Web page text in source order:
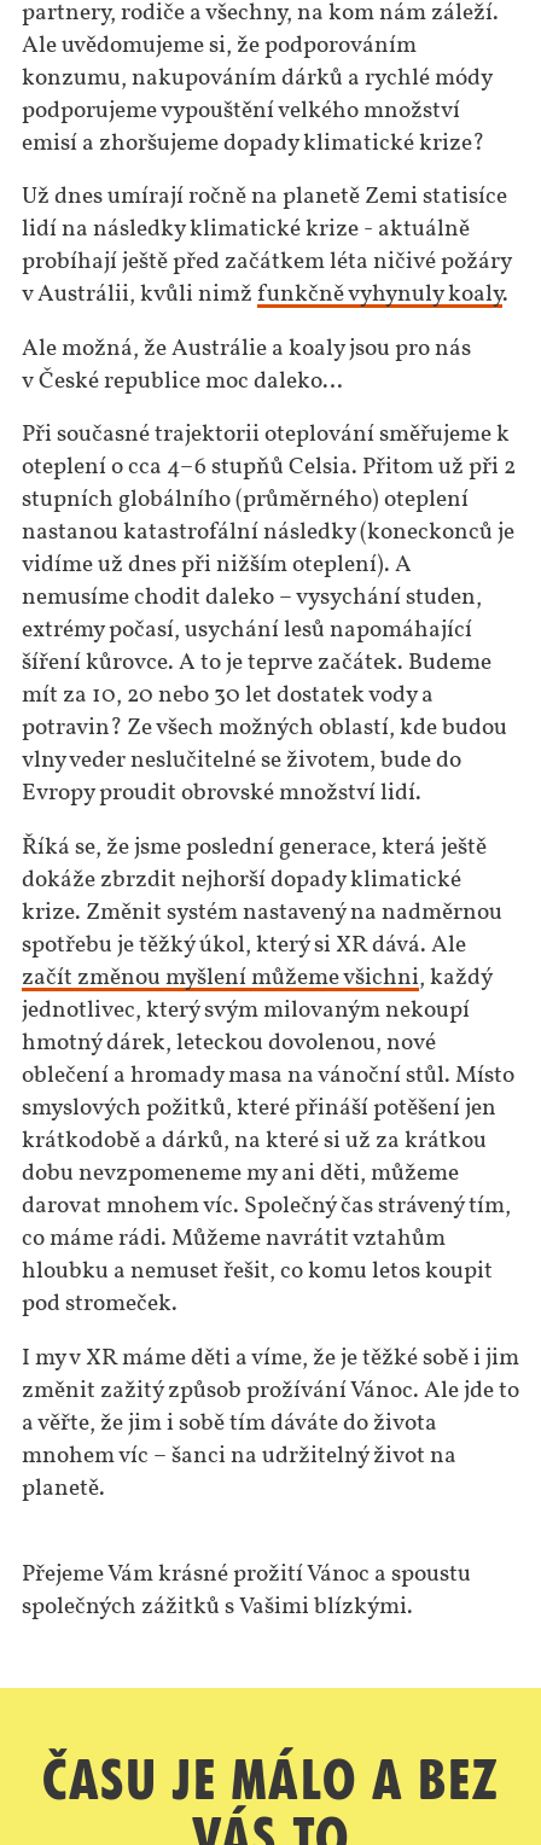
partnery, rodiče a všechny, na kom nám záleží.
Ale uvědomujeme si, že podporováním
konzumu, nakupováním dárků a rychlé módy
podporujeme vypouštění velkého množství
emisí a zhoršujeme dopady klimatické krize?
Už dnes umírají ročně na planetě Zemi statisíce
lidí na následky klimatické krize - aktuálně
probíhají ještě před začátkem léta ničivé požáry
v Austrálii, kvůli nimžfunkčně vyhynuly koaly.
Ale možná, že Austrálie a koaly jsou pro nás
v České republice moc daleko…
Při současné trajektorii oteplování směřujeme k
oteplení o cca 4–6 stupňů Celsia. Přitom už při 2
stupních globálního (průměrného) oteplení
nastanou katastrofální následky (koneckonců je
vidíme už dnes při nižším oteplení). A
nemusíme chodit daleko – vysychání studen,
extrémy počasí, usychání lesů napomáhající
šíření kůrovce. A to je teprve začátek. Budeme
mít za 10, 20 nebo 30 let dostatek vody a
potravin? Ze všech možných oblastí, kde budou
vlny veder neslučitelné se životem, bude do
Evropy proudit obrovské množství lidí.
Říká se, že jsme poslední generace, která ještě
dokáže zbrzdit nejhorší dopady klimatické
krize. Změnit systém nastavený na nadměrnou
spotřebu je těžký úkol, který si XR dává. Ale
začít změnou myšlení můžeme všichni, každý
jednotlivec, který svým milovaným nekoupí
hmotný dárek, leteckou dovolenou, nové
oblečení a hromady masa na vánoční stůl. Místo
smyslových požitků, které přináší potěšení jen
krátkodobě a dárků, na které si už za krátkou
dobu nevzpomeneme my ani děti, můžeme
darovat mnohem víc. Společný čas strávený tím,
co máme rádi. Můžeme navrátit vztahům
hloubku a nemuset řešit, co komu letos koupit
pod stromeček.
I my v XR máme děti a víme, že je těžké sobě i jim
změnit zažitý způsob prožívání Vánoc. Ale jde to
a věřte, že jim i sobě tím dáváte do života
mnohem víc – šanci na udržitelný život na
planetě.
Přejeme Vám krásné prožití Vánoc a spoustu
společných zážitků s Vašimi blízkými.
Času je málo a bez